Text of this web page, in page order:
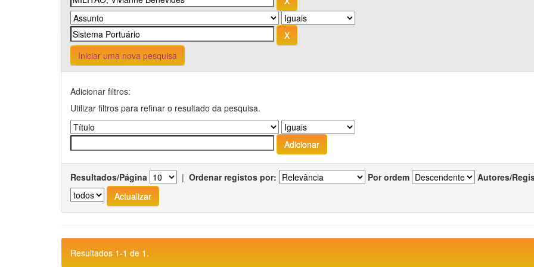
Iniciar uma nova pesquisa
Adicionar filtros:
Utilizar filtros para refinar o resultado da pesquisa.
Resultados/Página | Ordenar registos por: Por ordem Autores/
Resultados 1-1 de 1.